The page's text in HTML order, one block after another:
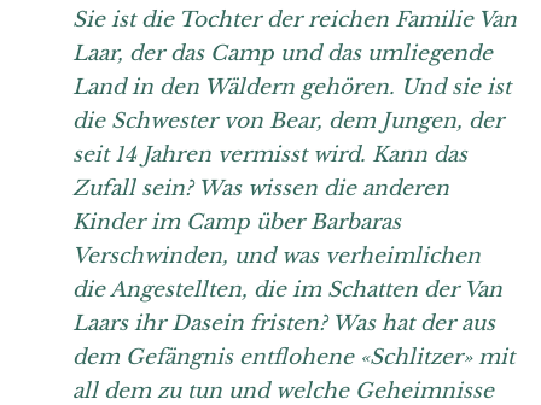
Sie ist die Tochter der reichen Familie Van
Laar, der das Camp und das umliegende
Land in den Wäldern gehören. Und sie ist
die Schwester von Bear, dem Jungen, der
seit 14 Jahren vermisst wird. Kann das
Zufall sein? Was wissen die anderen
Kinder im Camp über Barbaras
Verschwinden, und was verheimlichen
die Angestellten, die im Schatten der Van
Laars ihr Dasein fristen? Was hat der aus
dem Gefängnis entflohene «Schlitzer» mit
all dem zu tun und welche Geheimnisse